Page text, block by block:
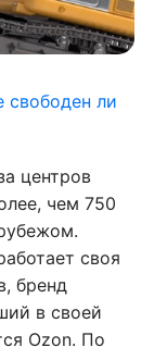
свободен ли
центров
чем 750
своя
бренд
в своей
Ozon. По